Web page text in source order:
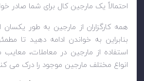
احتمالاً یک مارجین کال برای شما صادر
همه کارگزاران از مارجین به طور یکسان
بنابراین به خواندن ادامه دهید تا
استفاده از مارجین در معاملات،
انواع مختلف مارجین موجود را درک می